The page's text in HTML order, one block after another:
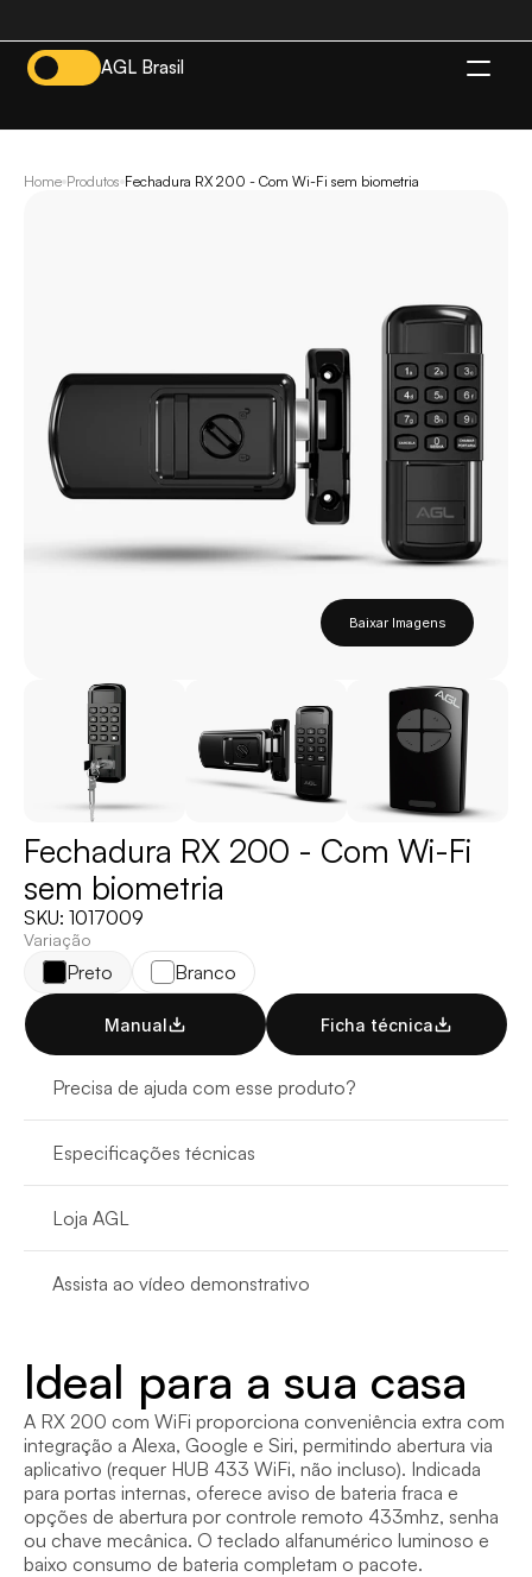
AGL Brasil
Home Produtos Fechadura RX 200 - Com Wi-Fi sem biometria
Baixar Imagens
Fechadura RX 200 - Com Wi-Fi
sem biometria
SKU: 1017009
Variação
Preto Branco
Manual Ficha técnica
Precisa de ajuda com esse produto?
Especificações técnicas
Loja AGL
Assista ao vídeo demonstrativo
Ideal para a sua casa
A RX 200 com WiFi proporciona conveniência extra com
integração a Alexa, Google e Siri, permitindo abertura via
aplicativo (requer HUB 433 WiFi, não incluso). Indicada
para portas internas, oferece aviso de bateria fraca e
opções de abertura por controle remoto 433mhz, senha
ou chave mecânica. O teclado alfanumérico luminoso e
baixo consumo de bateria completam o pacote.